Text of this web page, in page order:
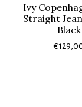
Ivy
Straight
Black